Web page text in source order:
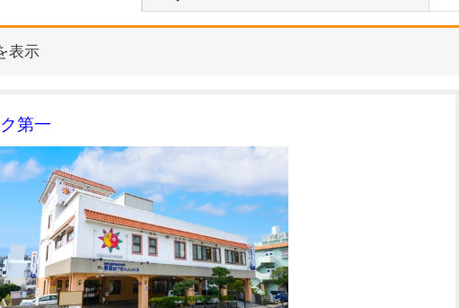
表示
第一
当院は常勤医3名の3診体
制に加え、非常勤の先生
外科、消化器内科、肛門